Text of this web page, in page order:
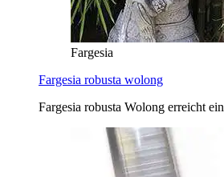
Fargesia
Fargesia robusta wolong
Fargesia robusta Wolong erreicht